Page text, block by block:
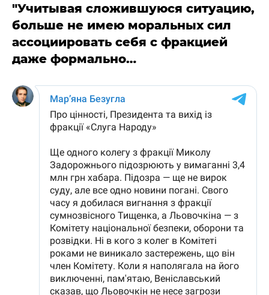
"Учитывая сложившуюся ситуацию,
больше не имею моральных сил
ассоциировать себя с фракцией
даже формально…